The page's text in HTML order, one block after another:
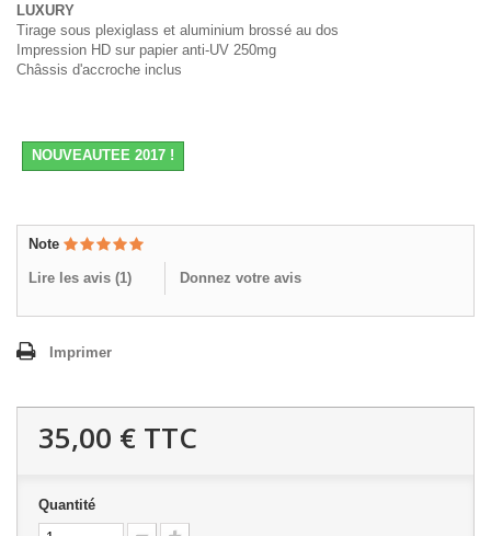
LUXURY
Tirage sous plexiglass et aluminium brossé au dos
Impression HD sur papier anti-UV 250mg
Châssis d'accroche inclus
NOUVEAUTEE 2017 !
Note
Lire les avis (1) Donnez votre avis
Imprimer
35,00 € TTC
Quantité